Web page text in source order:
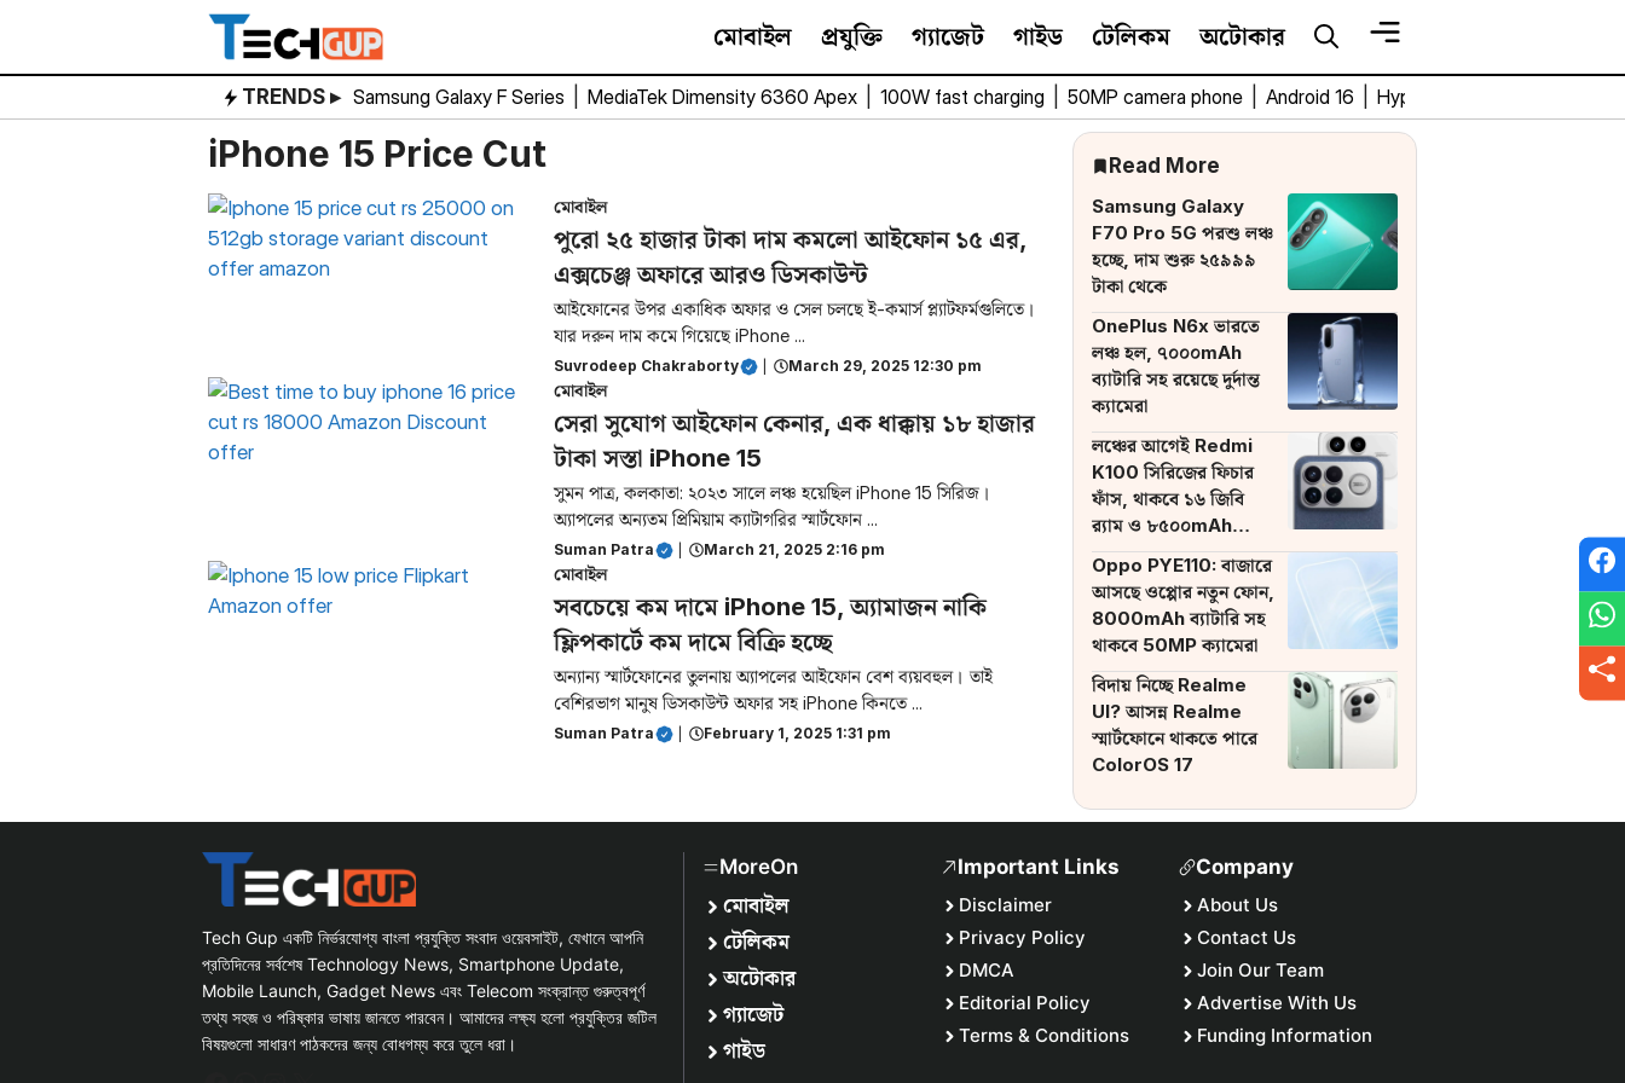
content
মোবাইল প্রযুক্তি গ্যাজেট গাইড টেলিকম অটোকার
TRENDS ▸ Samsung Galaxy F Series MediaTek Dimensity 6360 Apex 100W fast charging 50MP camera phone Android 16 HyperOS 3
iPhone 15 Price Cut
মোবাইল
পুরো ২৫ হাজার টাকা দাম কমলো আইফোন ১৫ এর,
এক্সচেঞ্জ অফারে আরও ডিসকাউন্ট
আইফোনের উপর একাধিক অফার ও সেল চলছে ই-কমার্স প্ল্যাটফর্মগুলিতে।
যার দরুন দাম কমে গিয়েছে iPhone ...
Suvrodeep Chakraborty March 29, 2025 12:30 pm
মোবাইল
সেরা সুযোগ আইফোন কেনার, এক ধাক্কায় ১৮ হাজার
টাকা সস্তা iPhone 15
সুমন পাত্র, কলকাতা: ২০২৩ সালে লঞ্চ হয়েছিল iPhone 15 সিরিজ।
অ্যাপলের অন্যতম প্রিমিয়াম ক্যাটাগরির স্মার্টফোন ...
Suman Patra March 21, 2025 2:16 pm
মোবাইল
সবচেয়ে কম দামে iPhone 15, অ্যামাজন নাকি
ফ্লিপকার্টে কম দামে বিক্রি হচ্ছে
অন্যান্য স্মার্টফোনের তুলনায় অ্যাপলের আইফোন বেশ ব্যয়বহুল। তাই
বেশিরভাগ মানুষ ডিসকাউন্ট অফার সহ iPhone কিনতে ...
Suman Patra February 1, 2025 1:31 pm
Read More
Samsung Galaxy
F70 Pro 5G পরশু লঞ্চ
হচ্ছে, দাম শুরু ২৫৯৯৯
টাকা থেকে
OnePlus N6x ভারতে
লঞ্চ হল, ৭০০০mAh
ব্যাটারি সহ রয়েছে দুর্দান্ত
ক্যামেরা
লঞ্চের আগেই Redmi
K100 সিরিজের ফিচার
ফাঁস, থাকবে ১৬ জিবি
র‌্যাম ও ৮৫০০mAh
ব্যাটারি
Oppo PYE110: বাজারে
আসছে ওপ্পোর নতুন ফোন,
8000mAh ব্যাটারি সহ
থাকবে 50MP ক্যামেরা
বিদায় নিচ্ছে Realme
UI? আসন্ন Realme
স্মার্টফোনে থাকতে পারে
ColorOS 17
Tech Gup একটি নির্ভরযোগ্য বাংলা প্রযুক্তি সংবাদ ওয়েবসাইট, যেখানে আপনি
প্রতিদিনের সর্বশেষ Technology News, Smartphone Update,
Mobile Launch, Gadget News এবং Telecom সংক্রান্ত গুরুত্বপূর্ণ
তথ্য সহজ ও পরিষ্কার ভাষায় জানতে পারবেন। আমাদের লক্ষ্য হলো প্রযুক্তির জটিল
বিষয়গুলো সাধারণ পাঠকদের জন্য বোধগম্য করে তুলে ধরা।
MoreOn
মোবাইল
টেলিকম
অটোকার
গ্যাজেট
গাইড
Important Links
Disclaimer
Privacy Policy
DMCA
Editorial Policy
Terms & Conditions
Company
About Us
Contact Us
Join Our Team
Advertise With Us
Funding Information